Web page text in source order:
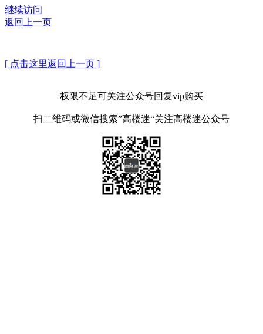
继续访问
返回上一页
[ 点击这里返回上一页 ]
权限不足可关注公众号回复vip购买
扫二维码或微信搜索”高楼迷“关注高楼迷公众号